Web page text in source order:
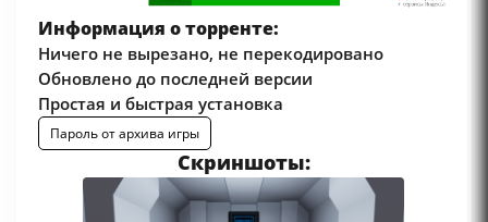
Информация о торренте:
Ничего не вырезано, не перекодировано
Обновлено до последней версии
Простая и быстрая установка
Пароль от архива игры
Скриншоты: